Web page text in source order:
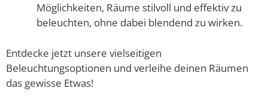
Möglichkeiten, Räume stilvoll und effektiv zu
beleuchten, ohne dabei blendend zu wirken.
Entdecke jetzt unsere vielseitigen
Beleuchtungsoptionen und verleihe deinen Räumen
das gewisse Etwas!